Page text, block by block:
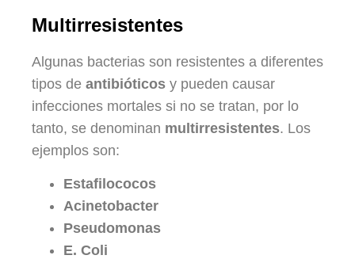
Multirresistentes
Algunas bacterias son resistentes a diferentes
tipos de antibióticos y pueden causar
infecciones mortales si no se tratan, por lo
tanto, se denominan multirresistentes. Los
ejemplos son:
Estafilococos
Acinetobacter
Pseudomonas
E. Coli